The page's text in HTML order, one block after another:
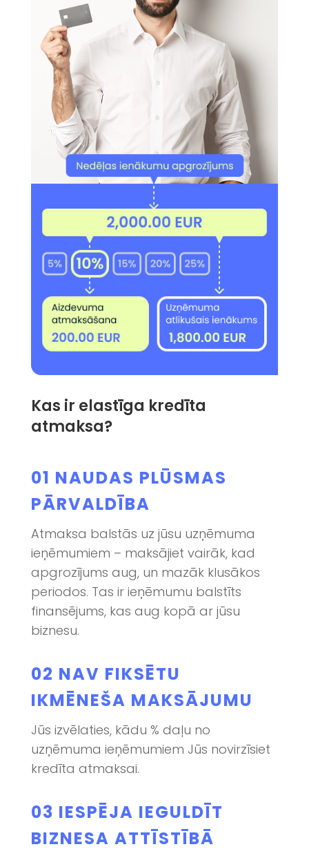
Kas ir elastīga kredīta
atmaksa?
01 NAUDAS PLŪSMAS
PĀRVALDĪBA
Atmaksa balstās uz jūsu uzņēmuma
ieņēmumiem – maksājiet vairāk, kad
apgrozījums aug, un mazāk klusākos
periodos. Tas ir ieņēmumu balstīts
finansējums, kas aug kopā ar jūsu
biznesu.
02 NAV FIKSĒTU
IKMĒNEŠA MAKSĀJUMU
Jūs izvēlaties, kādu % daļu no
uzņēmuma ieņēmumiem Jūs novirzīsiet
kredīta atmaksai.
03 IESPĒJA IEGULDĪT
BIZNESA ATTĪSTĪBĀ